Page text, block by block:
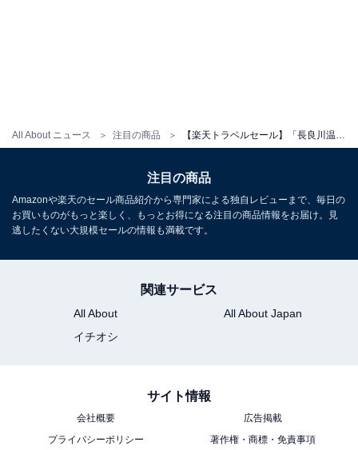
All About ニュース 注目の商品
注目の商品
Amazonや楽天のセール商品紹介から専門家による独自レビューまで、毎日の
お買いものがもっと楽しく、もっとお得になる注目の商品情報をお届け。見
逃したくない大規模セールの情報も満載です。
関連サービス
All About
All About Japan
イチオシ
サイト情報
会社概要
広告掲載
プライバシーポリシー
著作権・商標・免責事項